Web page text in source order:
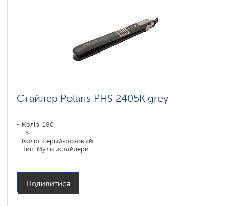
Стайлер Polaris PHS 2405K grey
Колір: 180
: 5
Колір: серый-розовый
Тип: Мультистайлери
Подивитися